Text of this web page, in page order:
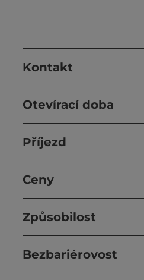
Kontakt
Otevírací doba
Příjezd
Ceny
Způsobilost
Bezbariérovost